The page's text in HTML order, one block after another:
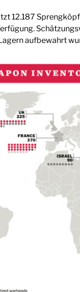
12.187
aufbewahrt